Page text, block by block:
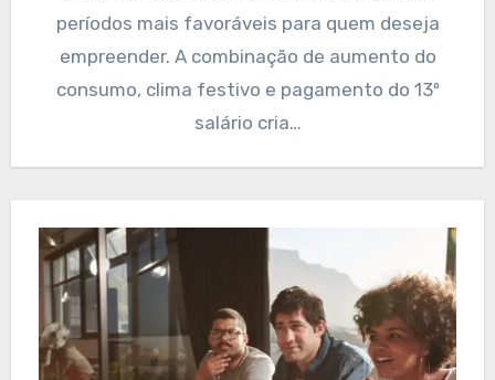
períodos mais favoráveis para quem deseja
empreender. A combinação de aumento do
consumo, clima festivo e pagamento do 13º
salário cria…